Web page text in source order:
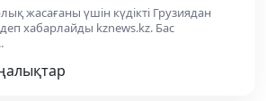
жасағаны үшін күдікті Грузиядан
хабарлайды kznews.kz. Бас